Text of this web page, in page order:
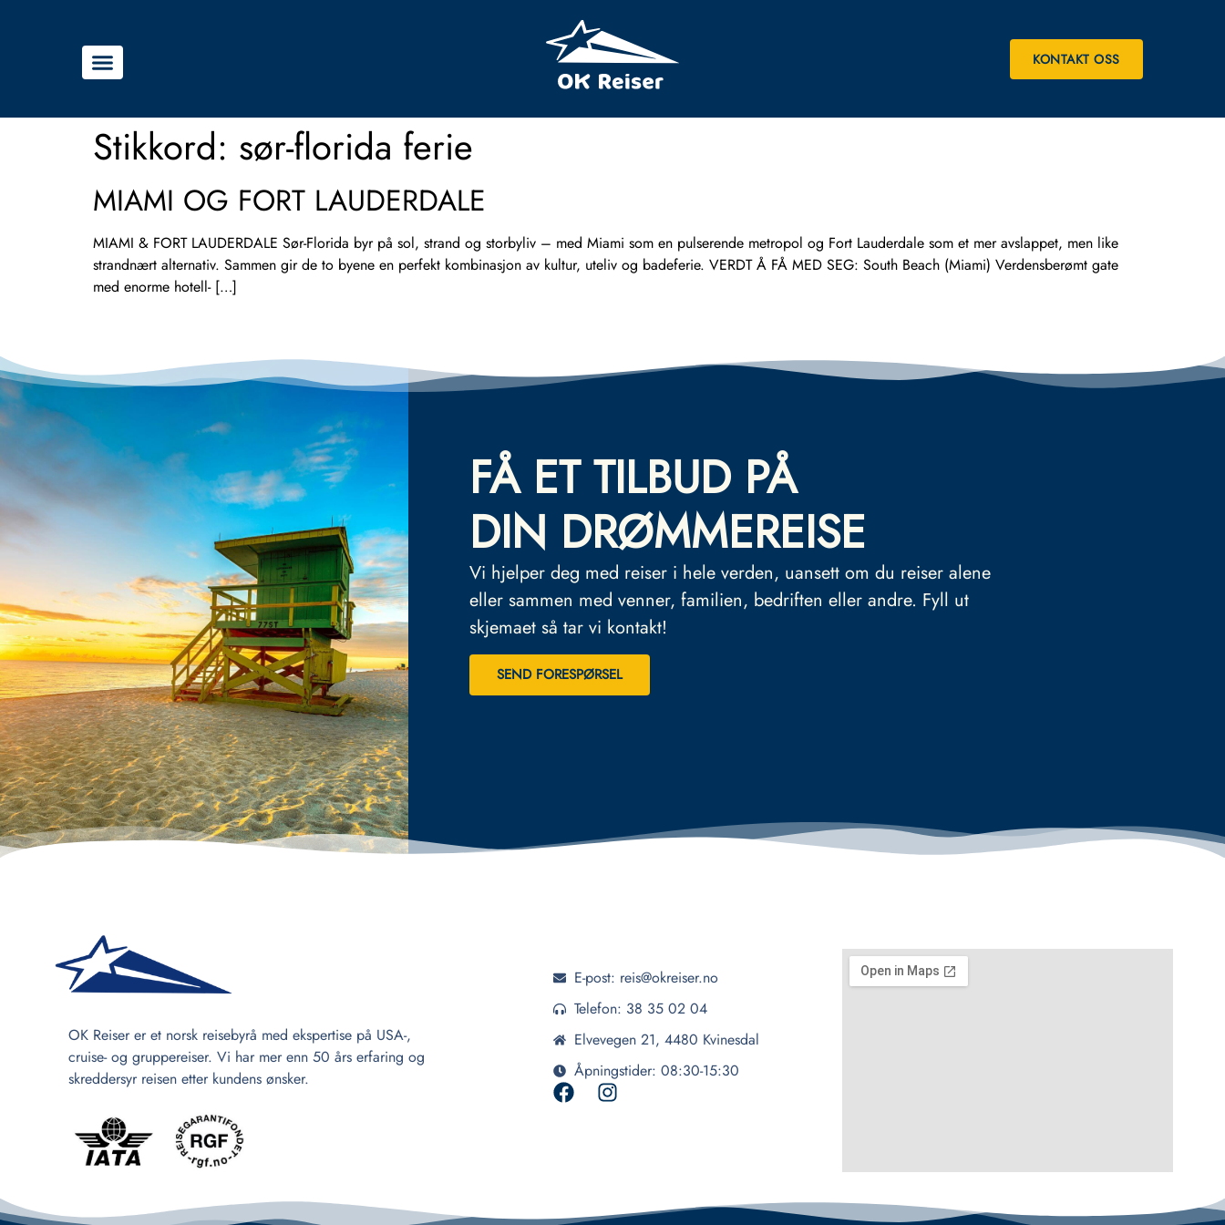
KONTAKT OSS
Stikkord: sør-florida ferie
MIAMI OG FORT LAUDERDALE
MIAMI & FORT LAUDERDALE Sør-Florida byr på sol, strand og storbyliv – med Miami som en pulserende metropol og Fort Lauderdale som et mer avslappet, men like
strandnært alternativ. Sammen gir de to byene en perfekt kombinasjon av kultur, uteliv og badeferie. VERDT Å FÅ MED SEG: South Beach (Miami) Verdensberømt gate
med enorme hotell- […]
FÅ ET TILBUD PÅ
DIN DRØMMEREISE
Vi hjelper deg med reiser i hele verden, uansett om du reiser alene
eller sammen med venner, familien, bedriften eller andre. Fyll ut
skjemaet så tar vi kontakt!
SEND FORESPØRSEL
OK Reiser er et norsk reisebyrå med ekspertise på USA-,
cruise- og gruppereiser. Vi har mer enn 50 års erfaring og
skreddersyr reisen etter kundens ønsker.
E-post: reis@okreiser.no
Telefon: 38 35 02 04
Elvevegen 21, 4480 Kvinesdal
Åpningstider: 08:30-15:30